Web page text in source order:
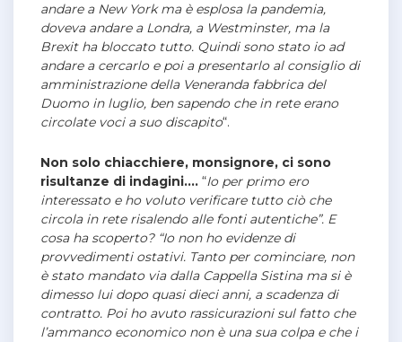
andare a New York ma è esplosa la pandemia,
doveva andare a Londra, a Westminster, ma la
Brexit ha bloccato tutto. Quindi sono stato io ad
andare a cercarlo e poi a presentarlo al consiglio di
amministrazione della Veneranda fabbrica del
Duomo in luglio, ben sapendo che in rete erano
circolate voci a suo discapito“.
Non solo chiacchiere, monsignore, ci sono
risultanze di indagini…. “Io per primo ero
interessato e ho voluto verificare tutto ciò che
circola in rete risalendo alle fonti autentiche”. E
cosa ha scoperto? “Io non ho evidenze di
provvedimenti ostativi. Tanto per cominciare, non
è stato mandato via dalla Cappella Sistina ma si è
dimesso lui dopo quasi dieci anni, a scadenza di
contratto. Poi ho avuto rassicurazioni sul fatto che
l’ammanco economico non è una sua colpa e che i